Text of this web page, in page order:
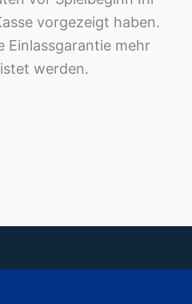
vorgezeigt haben.
Einlassgarantie mehr
werden.